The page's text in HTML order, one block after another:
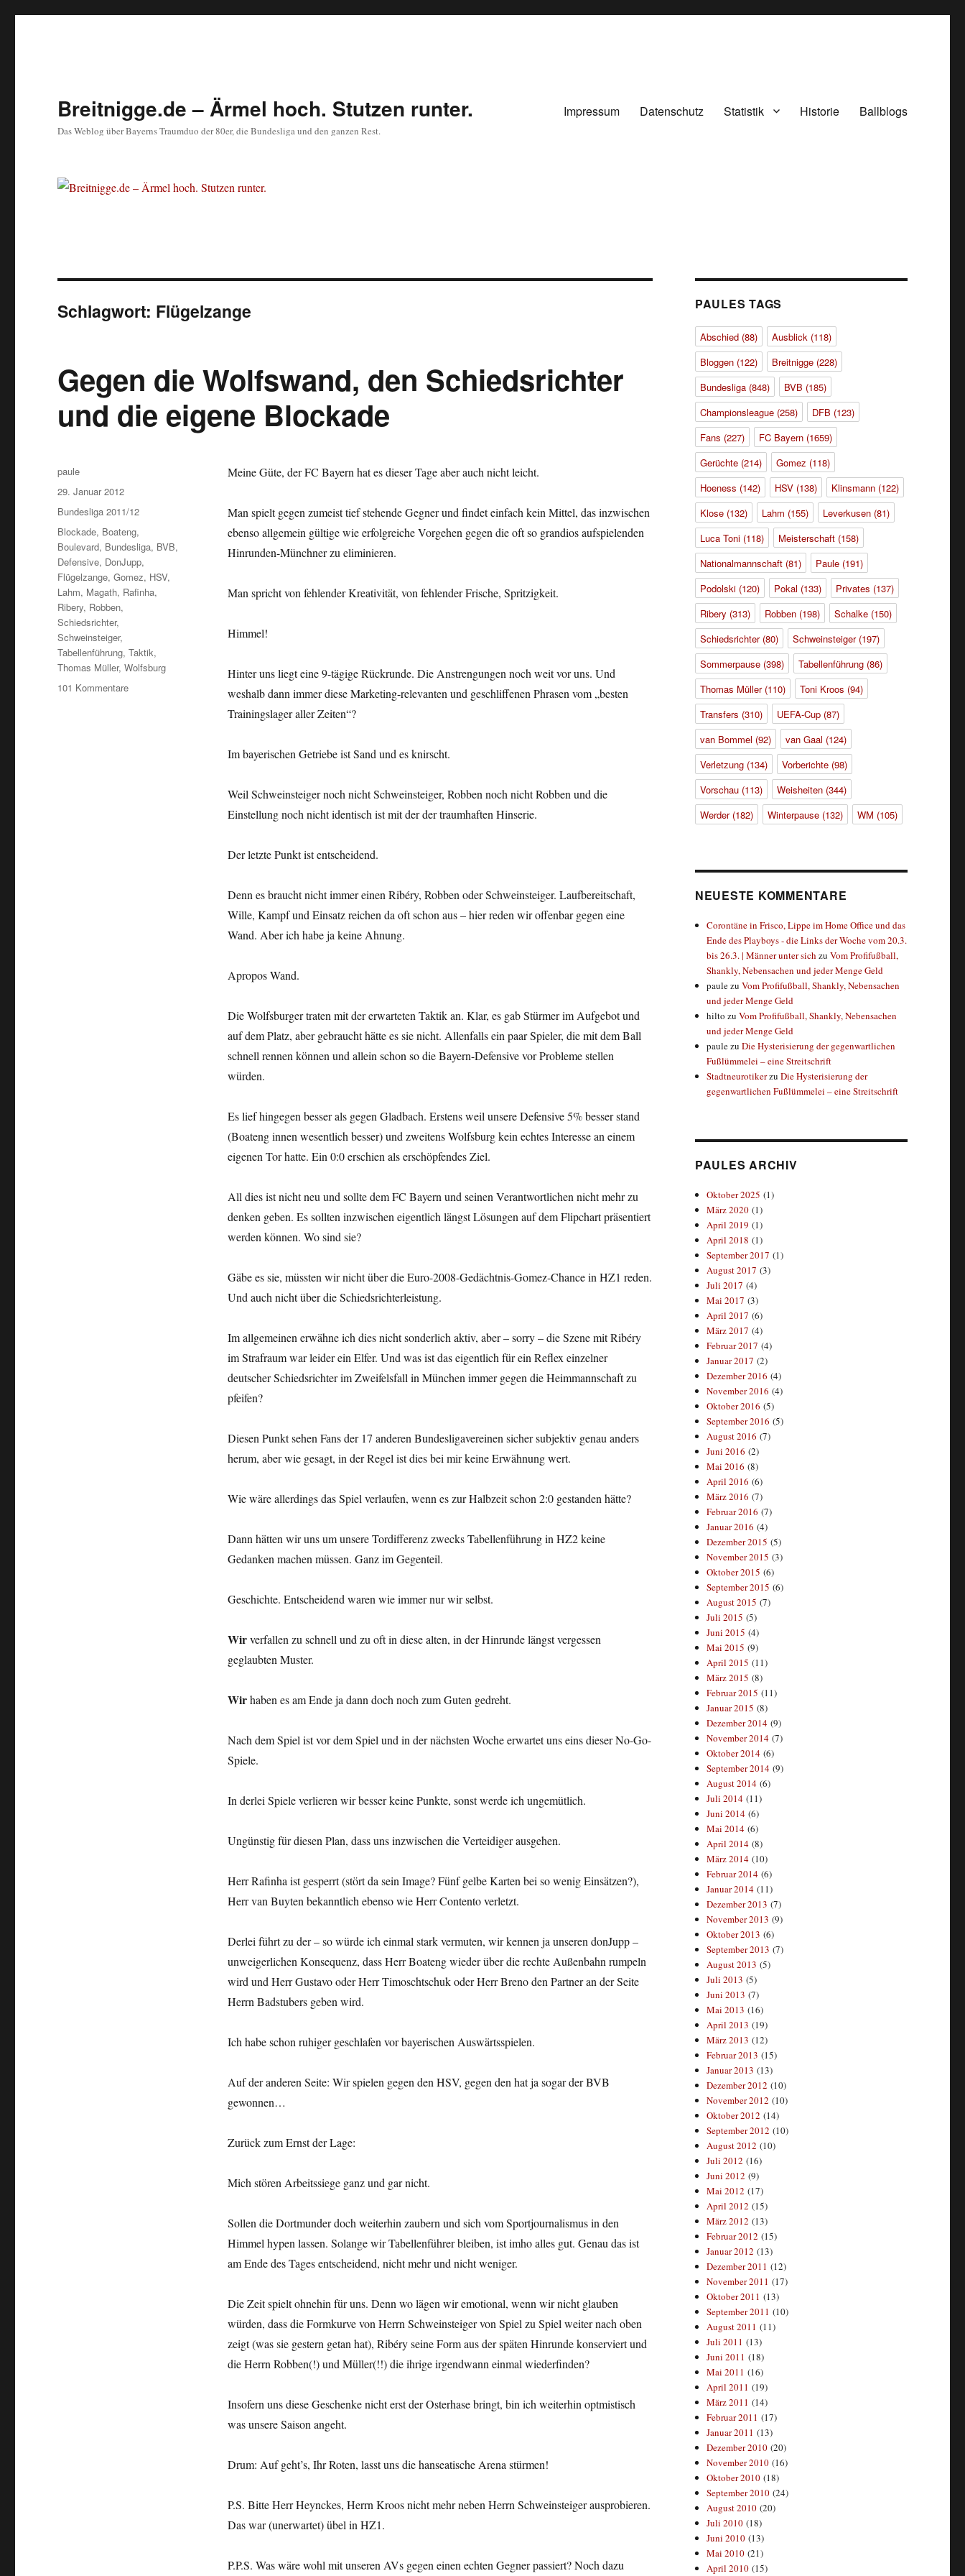
Breitnigge.de – Ärmel hoch. Stutzen runter.
Das Weblog über Bayerns Traumduo der 80er, die Bundesliga und den ganzen Rest.
Impressum Datenschutz Statistik Historie Ballblogs
Schlagwort: Flügelzange
Gegen die Wolfswand, den Schiedsrichter
und die eigene Blockade
Meine Güte, der FC Bayern hat es dieser Tage aber auch nicht leicht.
Man spielt gegen zumeist tief stehende Gegner und findet einfach kein Mittel, das inzwischen
ebenso allgemein gültige wie erfolgreiche Vorgehen gegen die oft so grandios aufspielenden
Hinrunden-Münchner zu eliminieren.
Man spricht von fehlender Kreativität, von fehlender Frische, Spritzigkeit.
Himmel!
Hinter uns liegt eine 9-tägige Rückrunde. Die Anstrengungen noch weit vor uns. Und
weshalb dann immer diese Marketing-relevanten und geschliffenen Phrasen vom „besten
Trainingslager aller Zeiten“?
Im bayerischen Getriebe ist Sand und es knirscht.
Weil Schweinsteiger noch nicht Schweinsteiger, Robben noch nicht Robben und die
Einstellung noch nicht identisch ist mit der der traumhaften Hinserie.
Der letzte Punkt ist entscheidend.
Denn es braucht nicht immer einen Ribéry, Robben oder Schweinsteiger. Laufbereitschaft,
Wille, Kampf und Einsatz reichen da oft schon aus – hier reden wir offenbar gegen eine
Wand. Aber ich habe ja keine Ahnung.
Apropos Wand.
Die Wolfsburger traten mit der erwarteten Taktik an. Klar, es gab Stürmer im Aufgebot und
auf dem Platz, aber gebraucht hätte es sie nicht. Allenfalls ein paar Spieler, die mit dem Ball
schnell rennen können und allein schon so die Bayern-Defensive vor Probleme stellen
würden.
Es lief hingegen besser als gegen Gladbach. Erstens weil unsere Defensive 5% besser stand
(Boateng innen wesentlich besser) und zweitens Wolfsburg kein echtes Interesse an einem
eigenen Tor hatte. Ein 0:0 erschien als erschöpfendes Ziel.
All dies ist nicht neu und sollte dem FC Bayern und seinen Verantwortlichen nicht mehr zu
denken geben. Es sollten inzwischen eigentlich längst Lösungen auf dem Flipchart präsentiert
werden können. Wo sind sie?
Gäbe es sie, müssten wir nicht über die Euro-2008-Gedächtnis-Gomez-Chance in HZ1 reden.
Und auch nicht über die Schiedsrichterleistung.
Im allgemeinen erwähne ich dies nicht sonderlich aktiv, aber – sorry – die Szene mit Ribéry
im Strafraum war leider ein Elfer. Und was ist das eigentlich für ein Reflex einzelner
deutscher Schiedsrichter im Zweifelsfall in München immer gegen die Heimmannschaft zu
pfeifen?
Diesen Punkt sehen Fans der 17 anderen Bundesligavereinen sicher subjektiv genau anders
herum, aber wie gesagt, in der Regel ist dies bei mir keine Erwähnung wert.
Wie wäre allerdings das Spiel verlaufen, wenn es zur Halbzeit schon 2:0 gestanden hätte?
Dann hätten wir uns um unsere Tordifferenz zwecks Tabellenführung in HZ2 keine
Gedanken machen müssen. Ganz im Gegenteil.
Geschichte. Entscheidend waren wie immer nur wir selbst.
Wirverfallen zu schnell und zu oft in diese alten, in der Hinrunde längst vergessen
geglaubten Muster.
Wirhaben es am Ende ja dann doch noch zum Guten gedreht.
Nach dem Spiel ist vor dem Spiel und in der nächsten Woche erwartet uns eins dieser No-Go-
Spiele.
In derlei Spiele verlieren wir besser keine Punkte, sonst werde ich ungemütlich.
Ungünstig für diesen Plan, dass uns inzwischen die Verteidiger ausgehen.
Herr Rafinha ist gesperrt (stört da sein Image? Fünf gelbe Karten bei so wenig Einsätzen?),
Herr van Buyten bekanntlich ebenso wie Herr Contento verletzt.
Derlei führt zu der – so würde ich einmal stark vermuten, wir kennen ja unseren donJupp –
unweigerlichen Konsequenz, dass Herr Boateng wieder über die rechte Außenbahn rumpeln
wird und Herr Gustavo oder Herr Timoschtschuk oder Herr Breno den Partner an der Seite
Herrn Badstubers geben wird.
Ich habe schon ruhiger geschlafen vor bayerischen Auswärtsspielen.
Auf der anderen Seite: Wir spielen gegen den HSV, gegen den hat ja sogar der BVB
gewonnen…
Zurück zum Ernst der Lage:
Mich stören Arbeitssiege ganz und gar nicht.
Sollen die Dortmunder doch weiterhin zaubern und sich vom Sportjournalismus in den
Himmel hypen lassen. Solange wir Tabellenführer bleiben, ist imho alles gut. Genau das ist
am Ende des Tages entscheidend, nicht mehr und nicht weniger.
Die Zeit spielt ohnehin für uns. Denn wo lägen wir emotional, wenn wir nicht glauben
würden, dass die Formkurve von Herrn Schweinsteiger von Spiel zu Spiel weiter nach oben
zeigt (was sie gestern getan hat), Ribéry seine Form aus der späten Hinrunde konserviert und
die Herrn Robben(!) und Müller(!!) die ihrige irgendwann einmal wiederfinden?
Insofern uns diese Geschenke nicht erst der Osterhase bringt, bin ich weiterhin optmistisch
was unsere Saison angeht.
Drum: Auf geht’s, Ihr Roten, lasst uns die hanseatische Arena stürmen!
P.S. Bitte Herr Heynckes, Herrn Kroos nicht mehr neben Herrn Schweinsteiger ausprobieren.
Das war (unerwartet) übel in HZ1.
P.P.S. Was wäre wohl mit unseren AVs gegen einen echten Gegner passiert? Noch dazu
Autor
paule
Veröffentlicht
am
29. Januar 2012
Kategorien
Bundesliga 2011/12
Schlagwörter
Blockade, Boateng,
Boulevard, Bundesliga, BVB,
Defensive, DonJupp,
Flügelzange,Gomez, HSV,
Lahm, Magath, Rafinha,
Ribery, Robben,
Schiedsrichter,
Schweinsteiger,
Tabellenführung,Taktik,
Thomas Müller,Wolfsburg
101 Kommentarezu
PAULES TAGS
Abschied(88) Ausblick(118)
Bloggen(122) Breitnigge(228)
Bundesliga(848) BVB (185)
Championsleague(258) DFB (123)
Fans (227) FC Bayern(1659)
Gerüchte(214) Gomez (118)
Hoeness (142) HSV(138) Klinsmann(122)
Klose(132) Lahm (155) Leverkusen(81)
Luca Toni(118) Meisterschaft(158)
Nationalmannschaft(81) Paule(191)
Podolski(120) Pokal (133) Privates (137)
Ribery (313) Robben(198) Schalke(150)
Schiedsrichter(80) Schweinsteiger(197)
Sommerpause(398) Tabellenführung(86)
Thomas Müller(110) Toni Kroos (94)
Transfers (310) UEFA-Cup(87)
van Bommel (92) van Gaal (124)
Verletzung(134) Vorberichte(98)
Vorschau(113) Weisheiten(344)
Werder(182) Winterpause(132) WM (105)
NEUESTE KOMMENTARE
Corontäne in Frisco, Lippe im Home Office und das
Ende des Playboys - die Links der Woche vom 20.3.
bis 26.3. | Männer unter sich zuVom Profifußball,
Shankly, Nebensachen und jeder Menge Geld
paulezuVom Profifußball, Shankly, Nebensachen
und jeder Menge Geld
hilto zuVom Profifußball, Shankly, Nebensachen
und jeder Menge Geld
paulezuDie Hysterisierung der gegenwartlichen
Fußlümmelei – eine Streitschrift
StadtneurotikerzuDie Hysterisierung der
gegenwartlichen Fußlümmelei – eine Streitschrift
PAULES ARCHIV
Oktober 2025 (1)
März 2020 (1)
April 2019 (1)
April 2018 (1)
September 2017 (1)
August 2017 (3)
Juli 2017 (4)
Mai 2017 (3)
April 2017 (6)
März 2017 (4)
Februar 2017 (4)
Januar 2017 (2)
Dezember 2016 (4)
November 2016 (4)
Oktober 2016 (5)
September 2016 (5)
August 2016 (7)
Juni 2016 (2)
Mai 2016 (8)
April 2016 (6)
März 2016 (7)
Februar 2016 (7)
Januar 2016 (4)
Dezember 2015 (5)
November 2015 (3)
Oktober 2015 (6)
September 2015 (6)
August 2015 (7)
Juli 2015 (5)
Juni 2015 (4)
Mai 2015 (9)
April 2015 (11)
März 2015 (8)
Februar 2015 (11)
Januar 2015 (8)
Dezember 2014 (9)
November 2014 (7)
Oktober 2014 (6)
September 2014 (9)
August 2014 (6)
Juli 2014 (11)
Juni 2014 (6)
Mai 2014 (6)
April 2014 (8)
März 2014 (10)
Februar 2014 (6)
Januar 2014 (11)
Dezember 2013 (7)
November 2013 (9)
Oktober 2013 (6)
September 2013 (7)
August 2013 (5)
Juli 2013 (5)
Juni 2013 (7)
Mai 2013 (16)
April 2013 (19)
März 2013 (12)
Februar 2013 (15)
Januar 2013 (13)
Dezember 2012 (10)
November 2012 (10)
Oktober 2012 (14)
September 2012 (10)
August 2012 (10)
Juli 2012 (16)
Juni 2012 (9)
Mai 2012 (17)
April 2012 (15)
März 2012 (13)
Februar 2012 (15)
Januar 2012 (13)
Dezember 2011 (12)
November 2011 (17)
Oktober 2011 (13)
September 2011 (10)
August 2011 (11)
Juli 2011 (13)
Juni 2011 (18)
Mai 2011 (16)
April 2011 (19)
März 2011 (14)
Februar 2011 (17)
Januar 2011 (13)
Dezember 2010 (20)
November 2010 (16)
Oktober 2010 (18)
September 2010 (24)
August 2010 (20)
Juli 2010 (18)
Juni 2010 (13)
Mai 2010 (21)
April 2010 (15)